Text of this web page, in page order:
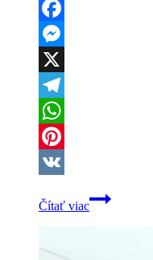
Threads
Facebook
Messenger
X
Telegram
WhatsApp
Pinterest
Čítať viac
Rušno
v